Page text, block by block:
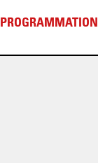
PROGRAMMATION